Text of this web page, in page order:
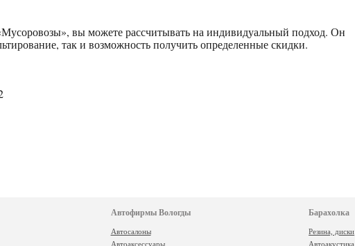
вы можете рассчитывать на индивидуальный подход. Он
так и возможность получить определенные скидки.
Автофирмы Вологды
Автосалоны
Автоаксессуары
Барахолка
Резина, диски
Автоакустика